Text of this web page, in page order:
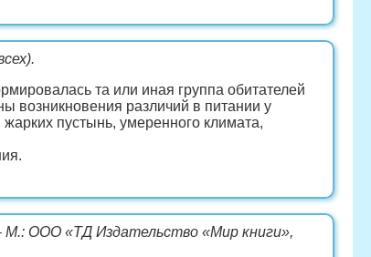
та или иная группа обитателей
возникновения различий в питании у
пустынь, умеренного климата,
ООО «ТД Издательство «Мир книги»,